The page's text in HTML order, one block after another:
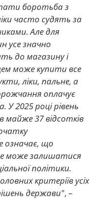
боротьба з
часто судять за
Але для
усе значно
до магазину і
може купити все
ліки, пальне, а
оплачує
У 2025 році рівень
майже 37 відсотків
означає, що
може залишатися
політики.
критеріїв усіх
держави", –